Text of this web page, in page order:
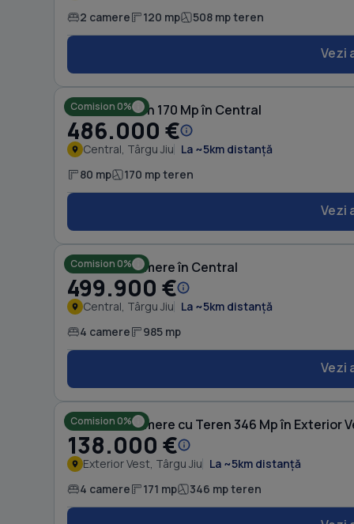
2 camere 120 mp 508 mp teren
Vezi
Comision 0%
Casă cu Teren 170 Mp în Central
486.000 €
Central, Târgu Jiu La ~5km distanță
80 mp 170 mp teren
Vezi
Comision 0%
Casă cu 4 camere în Central
499.900 €
Central, Târgu Jiu La ~5km distanță
4 camere 985 mp
Vezi
Comision 0%
Casă cu 4 camere cu Teren 346 Mp în Exterior
138.000 €
Exterior Vest, Târgu Jiu La ~5km distanță
4 camere 171 mp 346 mp teren